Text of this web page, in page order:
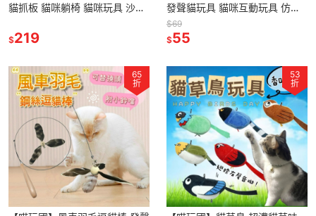
貓抓板 貓咪躺椅 貓咪玩具 沙發
子
$219
發聲貓玩具 貓咪互動玩具 仿真
小鳥玩具 逗貓 發聲玩具 懶人逗
貓神器 貓咪玩具 貓互動
$69
$55
65
折
53
折